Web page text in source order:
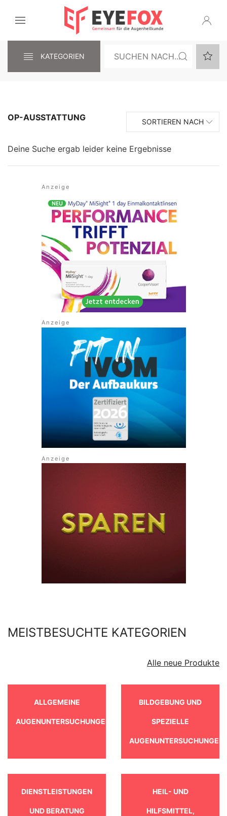
KATEGORIEN
OP-AUSSTATTUNG SORTIEREN NACH
Deine Suche ergab leider keine Ergebnisse
MEISTBESUCHTE KATEGORIEN
Alle neue Produkte
ALLGEMEINE
AUGENUNTERSUCHUNGEN
BILDGEBUNG UND
SPEZIELLE
AUGENUNTERSUCHUNGEN
DIENSTLEISTUNGEN
UND BERATUNG
HEIL- UND
HILFSMITTEL,